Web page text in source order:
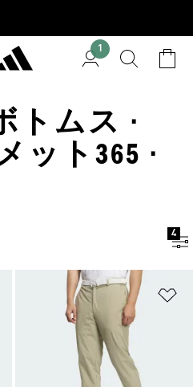
1
トムス ·
ット365 ·
4
ほしいものリストに追加